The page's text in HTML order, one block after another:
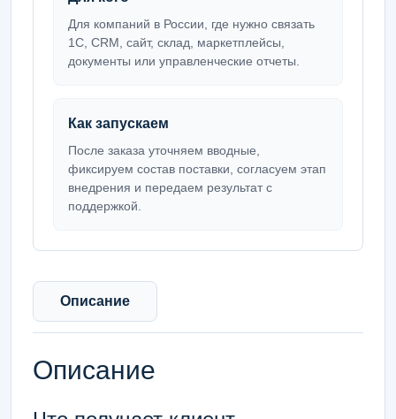
Для компаний в России, где нужно связать
1С, CRM, сайт, склад, маркетплейсы,
документы или управленческие отчеты.
Как запускаем
После заказа уточняем вводные,
фиксируем состав поставки, согласуем этап
внедрения и передаем результат с
поддержкой.
Описание
Описание